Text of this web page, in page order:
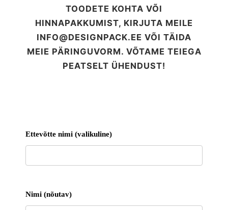
TOODETE KOHTA VÕI
HINNAPAKKUMIST, KIRJUTA MEILE
INFO@DESIGNPACK.EE VÕI TÄIDA
MEIE PÄRINGUVORM. VÕTAME TEIEGA
PEATSELT ÜHENDUST!
Ettevõtte nimi (valikuline)
Nimi (nõutav)